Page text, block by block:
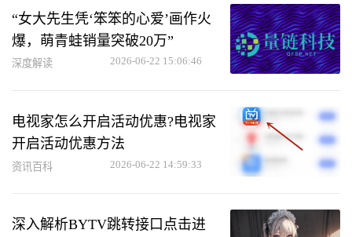
“女大先生凭‘笨笨的心爱’画作火
爆，萌青蛙销量突破20万”
深度解读 2026-06-22 15:06:46
电视家怎么开启活动优惠?电视家
开启活动优惠方法
资讯百科 2026-06-22 14:59:33
深入解析BYTV跳转接口点击进